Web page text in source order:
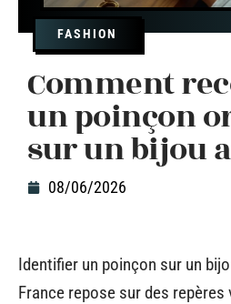
FASHION
Comment
un poinçon
sur un bijou
08/06/2026
Identifier un poinçon sur un
France repose sur des repères